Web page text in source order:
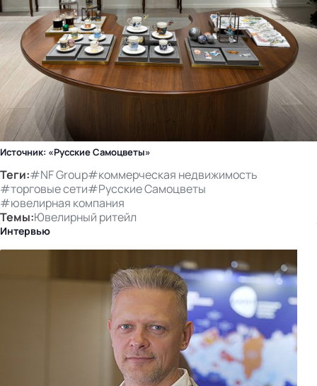
Источник: «Русские Самоцветы»
Теги:#NF Group#коммерческая недвижимость
#торговые сети#Русские Самоцветы
#ювелирная компания
Темы:Ювелирный ритейл
Интервью